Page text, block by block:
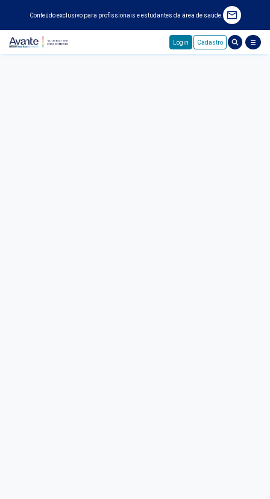
Conteúdo exclusivo para profissionais e estudantes da área de saúde.
Login Cadastro